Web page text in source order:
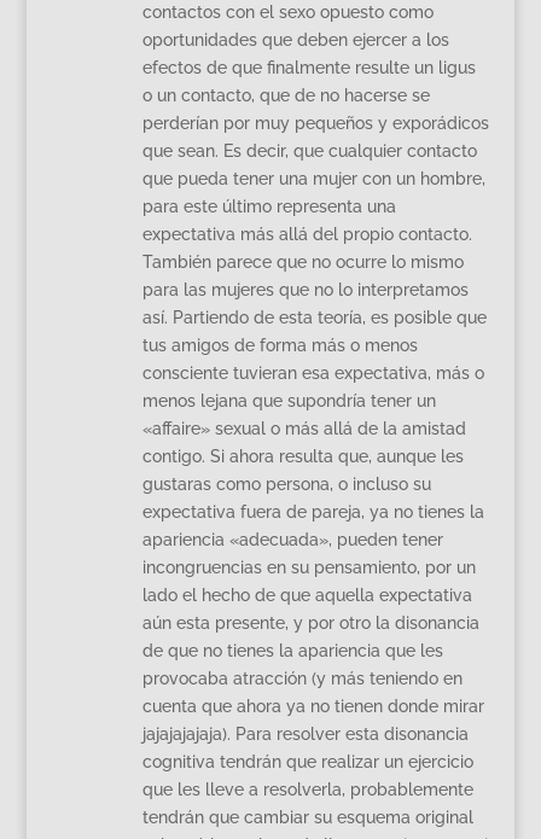
contactos con el sexo opuesto como
oportunidades que deben ejercer a los
efectos de que finalmente resulte un ligus
o un contacto, que de no hacerse se
perderían por muy pequeños y exporádicos
que sean. Es decir, que cualquier contacto
que pueda tener una mujer con un hombre,
para este último representa una
expectativa más allá del propio contacto.
También parece que no ocurre lo mismo
para las mujeres que no lo interpretamos
así. Partiendo de esta teoría, es posible que
tus amigos de forma más o menos
consciente tuvieran esa expectativa, más o
menos lejana que supondría tener un
«affaire» sexual o más allá de la amistad
contigo. Si ahora resulta que, aunque les
gustaras como persona, o incluso su
expectativa fuera de pareja, ya no tienes la
apariencia «adecuada», pueden tener
incongruencias en su pensamiento, por un
lado el hecho de que aquella expectativa
aún esta presente, y por otro la disonancia
de que no tienes la apariencia que les
provocaba atracción (y más teniendo en
cuenta que ahora ya no tienen donde mirar
jajajajajaja). Para resolver esta disonancia
cognitiva tendrán que realizar un ejercicio
que les lleve a resolverla, probablemente
tendrán que cambiar su esquema original